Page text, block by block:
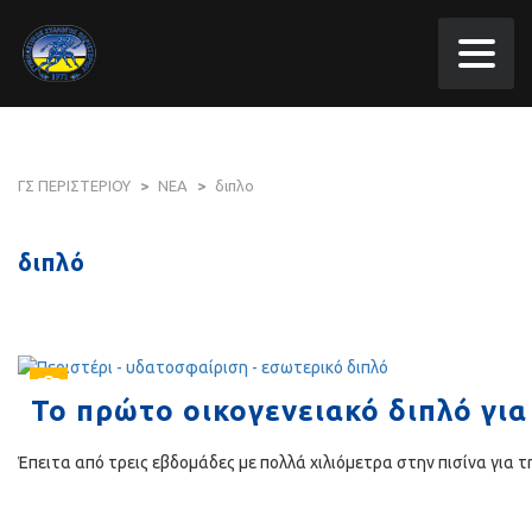
ΓΣ ΠΕΡΙΣΤΕΡΙΟΥ > ΝΕΑ > διπλο
διπλό
Το πρώτο οικογενειακό διπλό
Έπειτα από τρεις εβδομάδες με πολλά χιλιόμετρα στην πισίνα